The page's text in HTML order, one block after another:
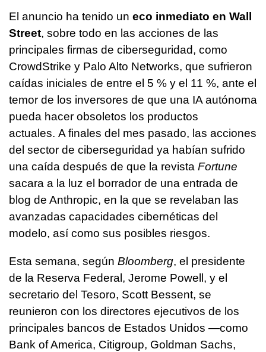
El anuncio ha tenido un eco inmediato en Wall
Street, sobre todo en las acciones de las
principales firmas de ciberseguridad, como
CrowdStrike y Palo Alto Networks, que sufrieron
caídas iniciales de entre el 5 % y el 11 %, ante el
temor de los inversores de que una IA autónoma
pueda hacer obsoletos los productos
actuales. A finales del mes pasado, las acciones
del sector de ciberseguridad ya habían sufrido
una caída después de que la revista Fortune
sacara a la luz el borrador de una entrada de
blog de Anthropic, en la que se revelaban las
avanzadas capacidades cibernéticas del
modelo, así como sus posibles riesgos.
Esta semana, según Bloomberg, el presidente
de la Reserva Federal, Jerome Powell, y el
secretario del Tesoro, Scott Bessent, se
reunieron con los directores ejecutivos de los
principales bancos de Estados Unidos —como
Bank of America, Citigroup, Goldman Sachs,